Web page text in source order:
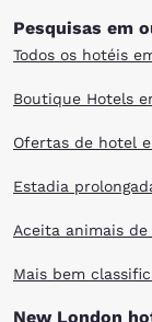
Pesquisas em
Todos os hotéis
Boutique Hotels
Ofertas de hotel
Estadia
Aceita animais
Mais bem
New London